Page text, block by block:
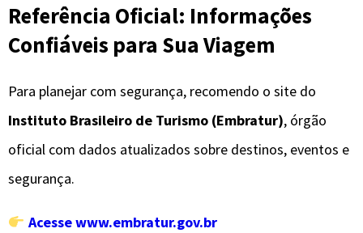
Referência Oficial: Informações
Confiáveis para Sua Viagem
Para planejar com segurança, recomendo o site do
Instituto Brasileiro de Turismo (Embratur), órgão
oficial com dados atualizados sobre destinos, eventos e
segurança.
Acesse www.embratur.gov.br